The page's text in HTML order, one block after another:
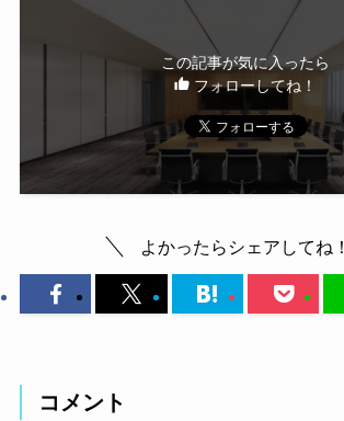
この記事が気に入ったら
フォローしてね！
よかったらシェアしてね！
コメント